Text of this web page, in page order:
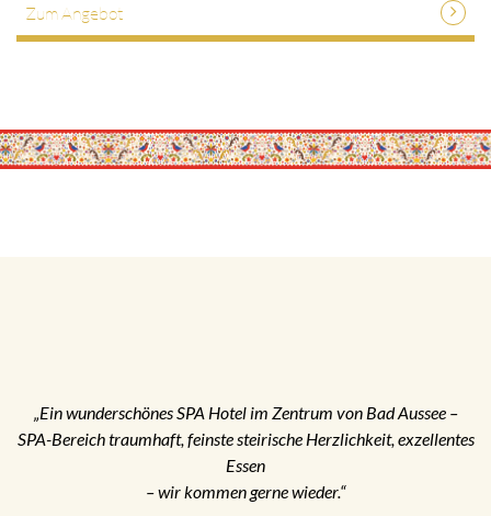
Zum Angebot
„Ein wunderschönes SPA Hotel im Zentrum von Bad Aussee –
SPA-Bereich traumhaft, feinste steirische Herzlichkeit, exzellentes
Essen
– wir kommen gerne wieder.“